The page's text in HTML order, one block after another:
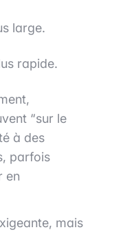
large.
rapide.
“sur le
à des
parfois
en
mais